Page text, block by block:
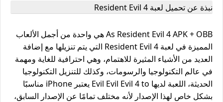
نبذة عن تحميل لعبة Resident Evil 4
As Resident Evil 4 APK + OBB هي واحدة من أجمل الألعاب
المميزة في لعبة Resident Evil 4 التي يتم تنزيلها مع إضافة
العديد من الأشياء المثيرة للاهتمام، وهي احترافية للغاية ومهمة
في عالم التكنولوجيا والرسومات، وكذلك للتنزيل التكنولوجيا
الحديثة، اللعبة لديها Evil Evil Evil 4 to يعتبر iPhone مناسبًا
بشكل خاص لهذا الإصدار لأنه مختلف تمامًا عن الإصدار السابق،